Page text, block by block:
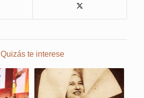
Quizás te interese